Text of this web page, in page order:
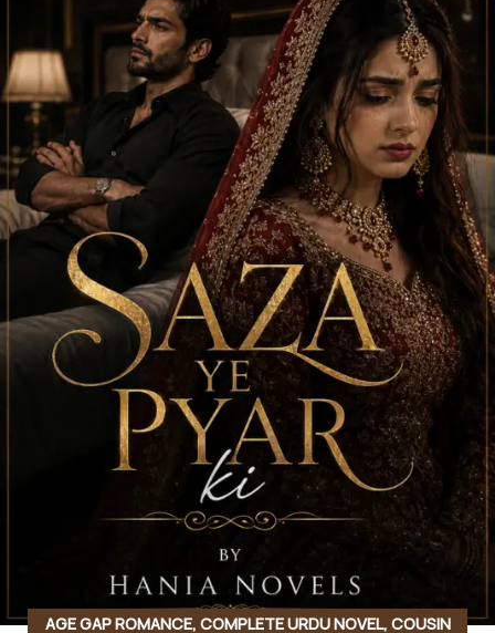
AGE GAP ROMANCE, COMPLETE URDU NOVEL, COUSIN